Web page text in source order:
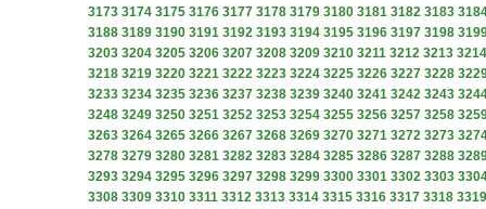
3173 3174 3175 3176 3177 3178 3179 3180 3181 3182 3183
3188 3189 3190 3191 3192 3193 3194 3195 3196 3197 3198
3203 3204 3205 3206 3207 3208 3209 3210 3211 3212 3213 3214
3218 3219 3220 3221 3222 3223 3224 3225 3226 3227 3228
3233 3234 3235 3236 3237 3238 3239 3240 3241 3242 3243
3248 3249 3250 3251 3252 3253 3254 3255 3256 3257 3258
3263 3264 3265 3266 3267 3268 3269 3270 3271 3272 3273
3278 3279 3280 3281 3282 3283 3284 3285 3286 3287 3288
3293 3294 3295 3296 3297 3298 3299 3300 3301 3302 3303
3308 3309 3310 3311 3312 3313 3314 3315 3316 3317 3318 3319